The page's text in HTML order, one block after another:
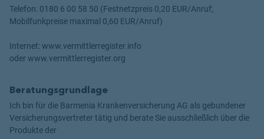
Telefon: 0180 6 00 58 50 (Festnetzpreis 0,20 EUR/Anruf;
Mobilfunkpreise maximal 0,60 EUR/Anruf)
Internet: www.vermittlerregister.info
oder www.vermittlerregister.org
Beratungsgrundlage
Ich bin für die Barmenia Krankenversicherung AG als gebundener
Versicherungsvertreter tätig und berate Sie ausschließlich über die
Produkte der